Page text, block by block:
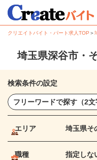
クリエイトバイト・パート求人TOP ＞
埼玉県深谷市・
検索条件の設定
エリア 埼玉県そ
職種 指定しな